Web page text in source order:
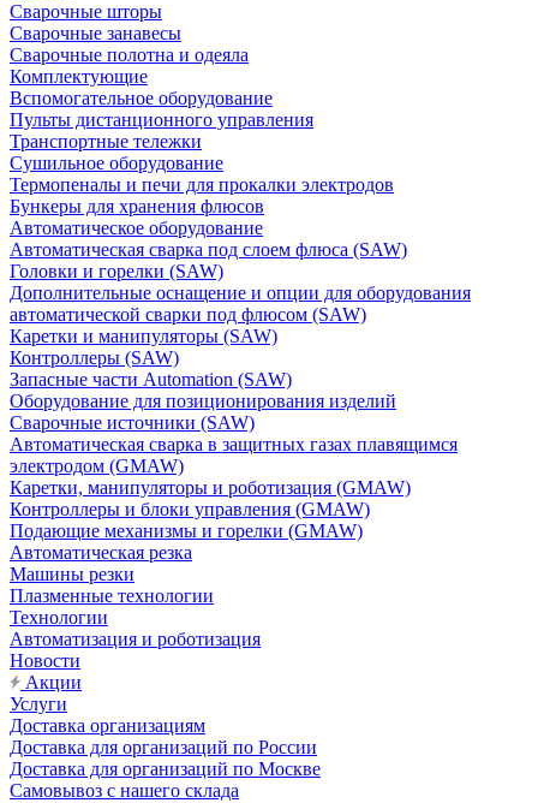
Сварочные шторы
Сварочные занавесы
Сварочные полотна и одеяла
Комплектующие
Вспомогательное оборудование
Пульты дистанционного управления
Транспортные тележки
Сушильное оборудование
Термопеналы и печи для прокалки электродов
Бункеры для хранения флюсов
Автоматическое оборудование
Автоматическая сварка под слоем флюса (SAW)
Головки и горелки (SAW)
Дополнительные оснащение и опции для оборудования
автоматической сварки под флюсом (SAW)
Каретки и манипуляторы (SAW)
Контроллеры (SAW)
Запасные части Automation (SAW)
Оборудование для позиционирования изделий
Сварочные источники (SAW)
Автоматическая сварка в защитных газах плавящимся
электродом (GMAW)
Каретки, манипуляторы и роботизация (GMAW)
Контроллеры и блоки управления (GMAW)
Подающие механизмы и горелки (GMAW)
Автоматическая резка
Машины резки
Плазменные технологии
Технологии
Автоматизация и роботизация
Новости
Акции
Услуги
Доставка организациям
Доставка для организаций по России
Доставка для организаций по Москве
Самовывоз с нашего склада